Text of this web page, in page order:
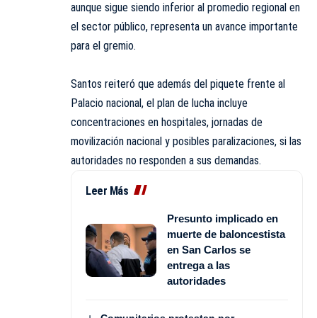
aunque sigue siendo inferior al promedio regional en
el sector público, representa un avance importante
para el gremio.
Santos reiteró que además del piquete frente al
Palacio nacional, el plan de lucha incluye
concentraciones en hospitales, jornadas de
movilización nacional y posibles paralizaciones, si las
autoridades no responden a sus demandas.
Leer Más
Presunto implicado en
muerte de baloncestista
en San Carlos se
entrega a las
autoridades